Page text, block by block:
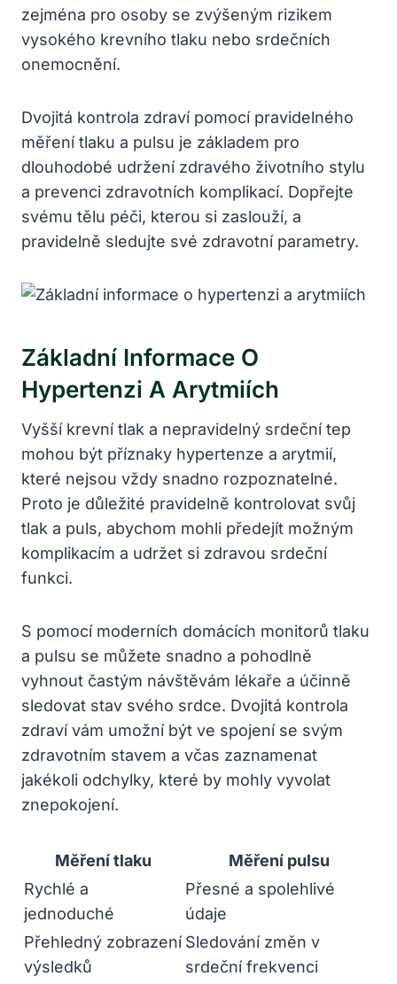
zejména pro osoby se zvýšeným rizikem
vysokého krevního tlaku nebo srdečních
onemocnění.
Dvojitá kontrola zdraví pomocí pravidelného
měření tlaku a pulsu je základem pro
dlouhodobé udržení zdravého životního stylu
a prevenci zdravotních komplikací. Dopřejte
svému tělu péči, kterou si zaslouží, a
pravidelně sledujte své zdravotní parametry.
Základní Informace O
Hypertenzi A Arytmiích
Vyšší krevní tlak a nepravidelný srdeční tep
mohou být příznaky hypertenze a arytmií,
které nejsou vždy snadno rozpoznatelné.
Proto je důležité pravidelně kontrolovat svůj
tlak a puls, abychom mohli předejít možným
komplikacím a udržet si zdravou srdeční
funkci.
S pomocí moderních domácích monitorů tlaku
a pulsu se můžete snadno a pohodlně
vyhnout častým návštěvám lékaře a účinně
sledovat stav svého srdce. Dvojitá kontrola
zdraví vám umožní být ve spojení se svým
zdravotním stavem a včas zaznamenat
jakékoli odchylky, které by mohly vyvolat
znepokojení.
Měření tlaku
Měření pulsu
Rychlé a
jednoduché
Přesné a spolehlivé
údaje
Přehledný zobrazení
výsledků
Sledování změn v
srdeční frekvenci